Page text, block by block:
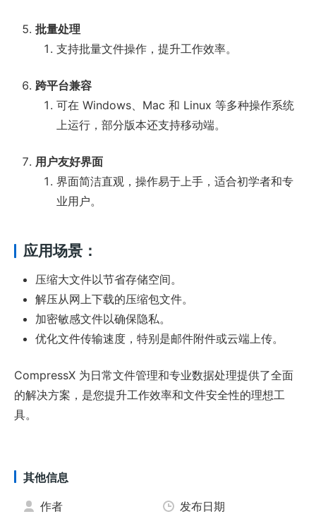
批量处理
支持批量文件操作，提升工作效率。
跨平台兼容
可在 Windows、Mac 和 Linux 等多种操作系统
上运行，部分版本还支持移动端。
用户友好界面
界面简洁直观，操作易于上手，适合初学者和专
业用户。
应用场景：
压缩大文件以节省存储空间。
解压从网上下载的压缩包文件。
加密敏感文件以确保隐私。
优化文件传输速度，特别是邮件附件或云端上传。
CompressX 为日常文件管理和专业数据处理提供了全面
的解决方案，是您提升工作效率和文件安全性的理想工
具。
其他信息
作者 发布日期